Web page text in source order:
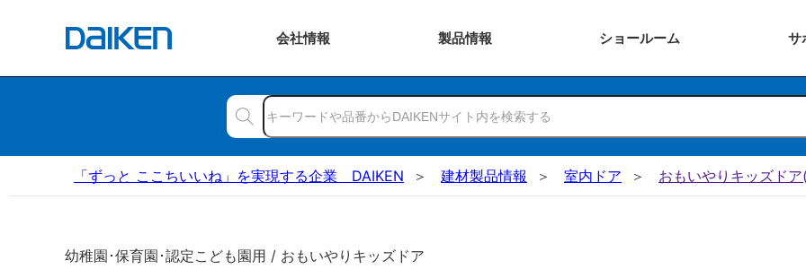
会社情報 製品情報 ショールーム サ
「ずっと ここちいいね」を実現する企業 DAIKEN 建材製品情報 室内ドア おもいやりキッズド
幼稚園･保育園･認定こども園用 / おもいやりキッズドア